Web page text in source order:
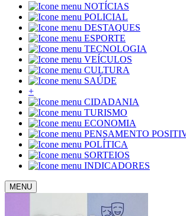
NOTÍCIAS
POLICIAL
DESTAQUES
ESPORTE
TECNOLOGIA
VEÍCULOS
CULTURA
SAÚDE
+
CIDADANIA
TURISMO
ECONOMIA
PENSAMENTO
POLÍTICA
SORTEIOS
INDICADORES
MENU